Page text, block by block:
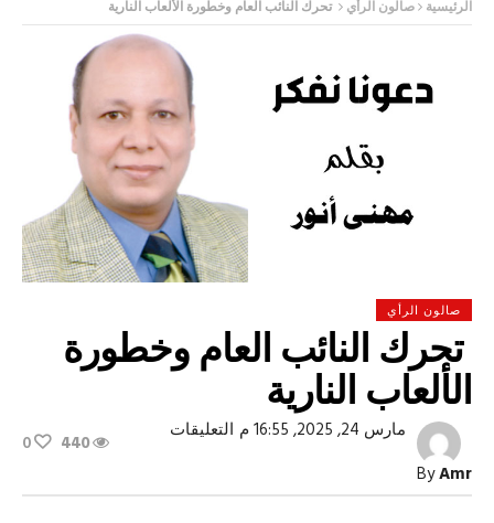
الرئيسية صالون الرأي تحرك النائب العام وخطورة الألعاب النارية
صالون الرأي
تحرك النائب العام وخطورة
الألعاب النارية
ByAmr
مارس 24, 2025, 16:55 م التعليقاتعلى
وخطورة
440
0